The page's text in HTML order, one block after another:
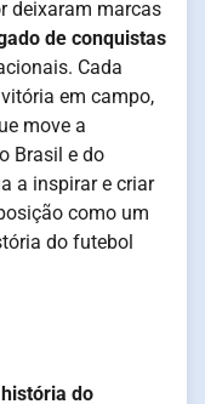
deixaram marcas
de conquistas
Cada
em campo,
move a
Brasil e do
a inspirar e criar
como um
do futebol
do